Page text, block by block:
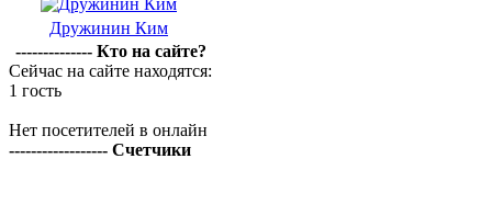
Дружинин Ким
-------------- Кто на сайте?
Сейчас на сайте находятся:
1 гость
Нет посетителей в онлайн
------------------ Счетчики